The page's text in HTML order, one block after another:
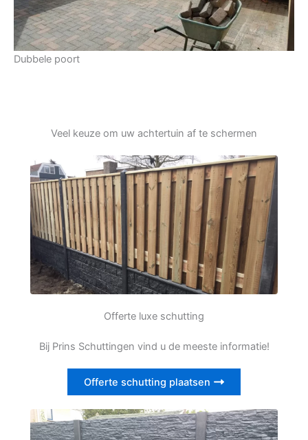
Dubbele poort
Veel keuze om uw achtertuin af te schermen
Offerte luxe schutting
Bij Prins Schuttingen vind u de meeste informatie!
Offerte schutting plaatsen